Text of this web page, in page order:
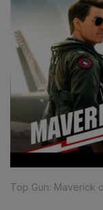
Top Gun: Maverick